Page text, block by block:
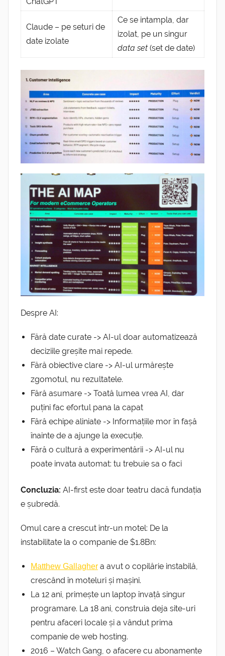
Claude – pe seturi de
date izolate
Ce se intampla, dar
izolat, pe un singur
data set(set de date)
Despre AI:
Fără date curate -> AI-ul doar automatizează
deciziile greșite mai repede.
Fără obiective clare -> AI-ul urmărește
zgomotul, nu rezultatele.
Fără asumare -> Toată lumea vrea AI, dar
puțini fac efortul pana la capat
Fără echipe aliniate -> Informațiile mor în fașă
înainte de a ajunge la execuție.
Fără o cultură a experimentării -> AI-ul nu
poate invata automat: tu trebuie sa o faci
Concluzia: AI-first este doar teatru dacă fundația
e șubredă.
Omul care a crescut într-un motel: De la
instabilitate la o companie de $1.8Bn:
Matthew Gallagher a avut o copilărie instabilă,
crescând în moteluri și mașini.
La 12 ani, primește un laptop învață singur
programare. La 18 ani, construia deja site-uri
pentru afaceri locale și a vândut prima
companie de web hosting.
2016 – Watch Gang, o afacere cu abonamente